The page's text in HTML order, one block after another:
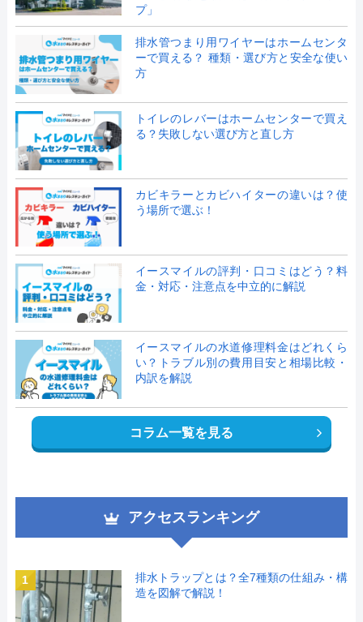
プ」
排水管つまり用ワイヤーはホームセンタ
ーで買える？ 種類・選び方と安全な使い
方
トイレのレバーはホームセンターで買え
る？失敗しない選び方と直し方
カビキラーとカビハイターの違いは？使
う場所で選ぶ！
イースマイルの評判・口コミはどう？料
金・対応・注意点を中立的に解説
イースマイルの水道修理料金はどれくら
い？トラブル別の費用目安と相場比較・
内訳を解説
コラム一覧を見る
アクセスランキング
1
排水トラップとは？全7種類の仕組み・構
造を図解で解説！